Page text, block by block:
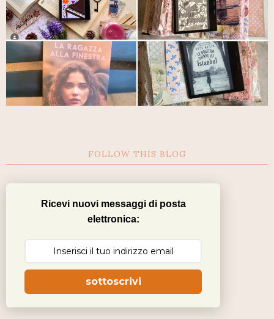
FOLLOW THIS BLOG
Ricevi nuovi messaggi di posta
elettronica:
sottoscrivi